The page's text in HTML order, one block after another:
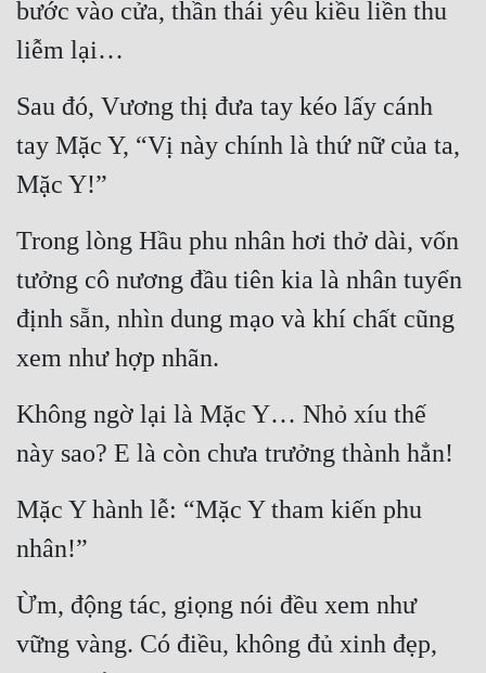
bước vào cửa, thần thái yêu kiều liền thu
liễm lại…
Sau đó, Vương thị đưa tay kéo lấy cánh
tay Mặc Y, “Vị này chính là thứ nữ của ta,
Mặc Y!”
Trong lòng Hầu phu nhân hơi thở dài, vốn
tưởng cô nương đầu tiên kia là nhân tuyển
định sẵn, nhìn dung mạo và khí chất cũng
xem như hợp nhãn.
Không ngờ lại là Mặc Y… Nhỏ xíu thế
này sao? E là còn chưa trưởng thành hẳn!
Mặc Y hành lễ: “Mặc Y tham kiến phu
nhân!”
Ừm, động tác, giọng nói đều xem như
vững vàng. Có điều, không đủ xinh đẹp,